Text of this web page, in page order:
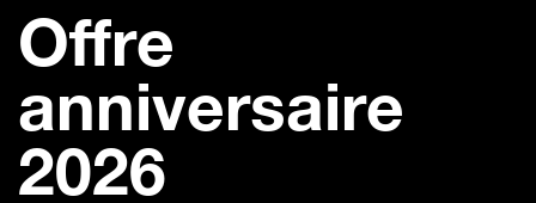
Offre
anniversaire
2026